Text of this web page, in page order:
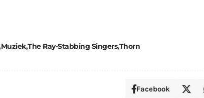
MuziekThe Ray-Stabbing SingersThorn
Facebook